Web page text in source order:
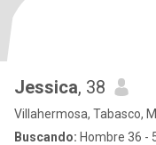
Jessica, 38
Villahermosa, Tabasco,
Buscando: Hombre 36 -